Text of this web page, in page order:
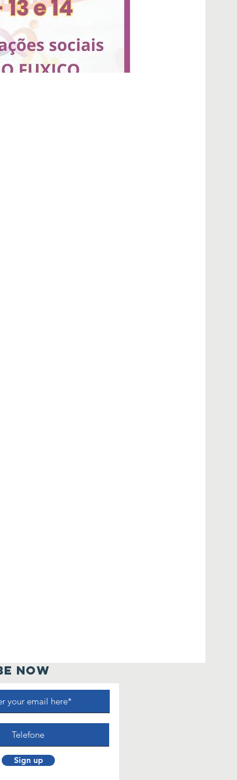
NOW
Sign up